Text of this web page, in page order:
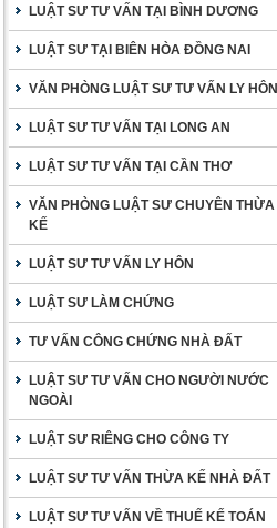
LUẬT SƯ TƯ VẤN TẠI BÌNH DƯƠNG
LUẬT SƯ TẠI BIÊN HÒA ĐỒNG NAI
VĂN PHÒNG LUẬT SƯ TƯ VẤN LY HÔN
LUẬT SƯ TƯ VẤN TẠI LONG AN
LUẬT SƯ TƯ VẤN TẠI CẦN THƠ
VĂN PHÒNG LUẬT SƯ CHUYÊN THỪA
KẾ
LUẬT SƯ TƯ VẤN LY HÔN
LUẬT SƯ LÀM CHỨNG
TƯ VẤN CÔNG CHỨNG NHÀ ĐẤT
LUẬT SƯ TƯ VẤN CHO NGƯỜI NƯỚC
NGOÀI
LUẬT SƯ RIÊNG CHO CÔNG TY
LUẬT SƯ TƯ VẤN THỪA KẾ NHÀ ĐẤT
LUẬT SƯ TƯ VẤN VỀ THUẾ KẾ TOÁN